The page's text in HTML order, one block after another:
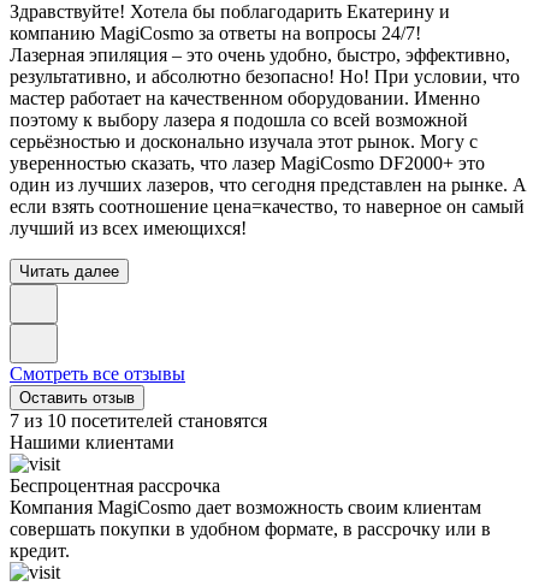
Здравствуйте! Хотела бы поблагодарить Екатерину и
компанию MagiCosmo за ответы на вопросы 24/7!
Лазерная эпиляция – это очень удобно, быстро, эффективно,
результативно, и абсолютно безопасно! Но! При условии, что
мастер работает на качественном оборудовании. Именно
поэтому к выбору лазера я подошла со всей возможной
серьёзностью и досконально изучала этот рынок. Могу с
уверенностью сказать, что лазер MagiCosmo DF2000+ это
один из лучших лазеров, что сегодня представлен на рынке. А
если взять соотношение цена=качество, то наверное он самый
лучший из всех имеющихся!
Читать далее
Смотреть все отзывы
Оставить отзыв
7 из 10 посетителей становятся
Нашими клиентами
Беспроцентная рассрочка
Компания MagiCosmo дает возможность своим клиентам
совершать покупки в удобном формате, в рассрочку или в
кредит.